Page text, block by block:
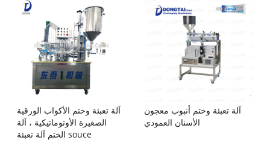
آلة تعبئة وختم الأكواب الورقية
الصغيرة الأوتوماتيكية ، آلة
الختم آلة تعبئة souce
آلة تعبئة وختم أنبوب معجون
الأسنان العمودي